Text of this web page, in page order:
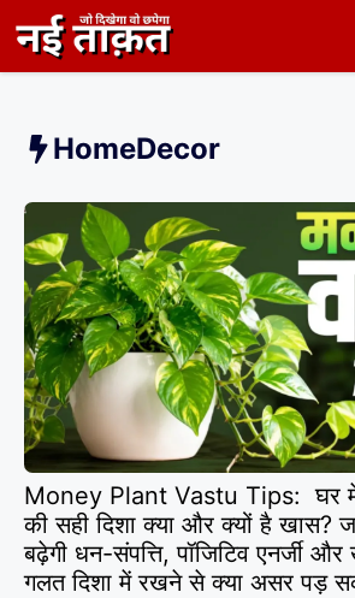
to
content
HomeDecor
Money Plant Vastu Tips: घर में
की सही दिशा क्या और क्यों है खास?
बढ़ेगी धन-संपत्ति, पॉजिटिव एनर्जी
गलत दिशा में रखने से क्या असर पड़